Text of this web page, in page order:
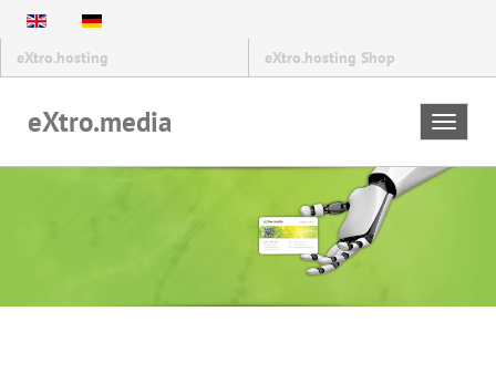
eXtro.hosting eXtro.hosting Shop
Toggle
eXtro.media